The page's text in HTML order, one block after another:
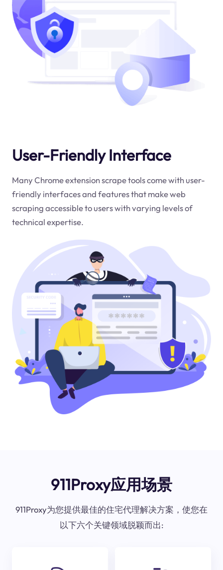
User-Friendly Interface
Many Chrome extension scrape tools come with user-
friendly interfaces and features that make web
scraping accessible to users with varying levels of
technical expertise.
911Proxy应用场景
911Proxy为您提供最佳的住宅代理解决方案，使您在
以下六个关键领域脱颖而出: